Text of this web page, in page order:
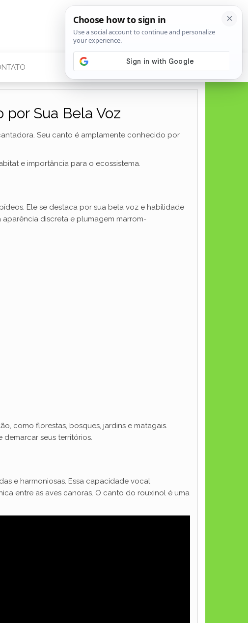
por Sua Bela Voz
Seu canto é amplamente conhecido por
e importância para o ecossistema.
Ele se destaca por sua bela voz e habilidade
discreta e plumagem marrom-
como florestas, bosques, jardins e matagais.
seus territórios.
e harmoniosas. Essa capacidade vocal
entre as aves canoras. O canto do rouxinol é uma